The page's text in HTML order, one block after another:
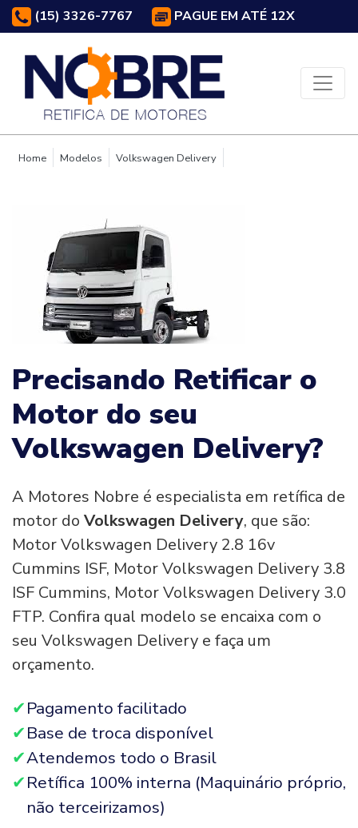
(15) 3326-7767 PAGUE EM ATÉ 12X
Home Modelos Volkswagen Delivery
Precisando Retificar o
Motor do seu
Volkswagen Delivery?
A Motores Nobre é especialista em retífica de
motor do Volkswagen Delivery, que são:
Motor Volkswagen Delivery 2.8 16v
Cummins ISF, Motor Volkswagen Delivery 3.8
ISF Cummins, Motor Volkswagen Delivery 3.0
FTP. Confira qual modelo se encaixa com o
seu Volkswagen Delivery e faça um
orçamento.
Pagamento facilitado
Base de troca disponível
Atendemos todo o Brasil
Retífica 100% interna (Maquinário próprio,
não terceirizamos)